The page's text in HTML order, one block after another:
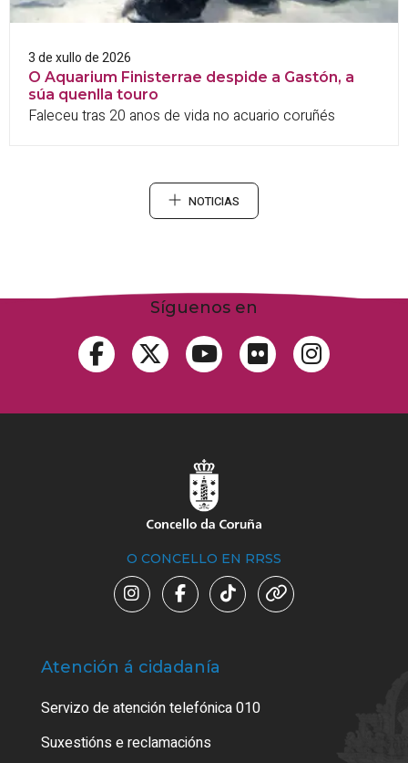
3 de xullo de 2026
O Aquarium Finisterrae despide a Gastón, a
súa quenlla touro
Faleceu tras 20 anos de vida no acuario coruñés
NOTICIAS
Síguenos en
O CONCELLO EN RRSS
Atención á cidadanía
Servizo de atención telefónica 010
Suxestións e reclamacións